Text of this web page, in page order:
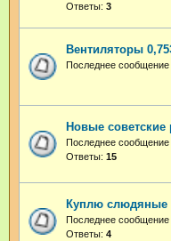
Ответы: 3
Вентиляторы
Последнее сообщение
Новые
Последнее сообщение
Ответы: 15
Куплю слюдяные
Последнее сообщение
Ответы: 4